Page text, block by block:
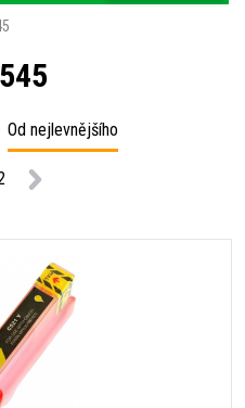
Od nejlevnějšího